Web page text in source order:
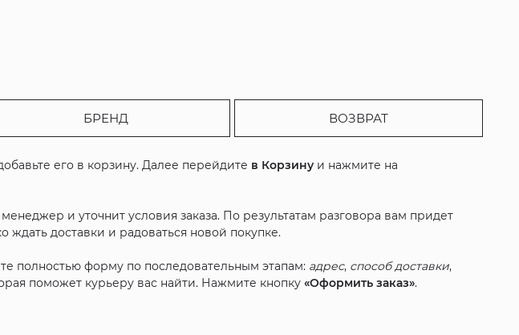
БРЕНД ВОЗВРАТ
его в корзину. Далее перейдите в Корзину и нажмите на
и уточнит условия заказа. По результатам разговора вам придет
доставки и радоваться новой покупке.
полностью форму по последовательным этапам: адрес, способ доставки,
поможет курьеру вас найти. Нажмите кнопку«Оформить заказ».